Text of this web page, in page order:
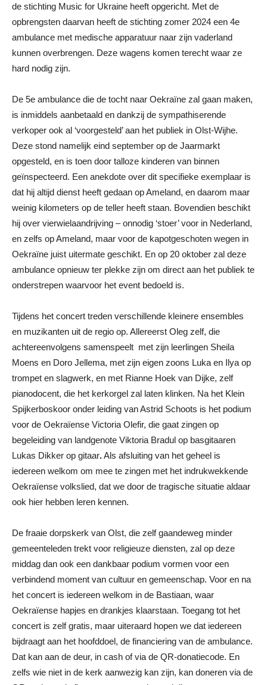
de stichting Music for Ukraine heeft opgericht. Met de
opbrengsten daarvan heeft de stichting zomer 2024 een 4e
ambulance met medische apparatuur naar zijn vaderland
kunnen overbrengen. Deze wagens komen terecht waar ze
hard nodig zijn.
De 5e ambulance die de tocht naar Oekraïne zal gaan maken,
is inmiddels aanbetaald en dankzij de sympathiserende
verkoper ook al ‘voorgesteld’ aan het publiek in Olst-Wijhe.
Deze stond namelijk eind september op de Jaarmarkt
opgesteld, en is toen door talloze kinderen van binnen
geïnspecteerd. Een anekdote over dit specifieke exemplaar is
dat hij altijd dienst heeft gedaan op Ameland, en daarom maar
weinig kilometers op de teller heeft staan. Bovendien beschikt
hij over vierwielaandrijving – onnodig ‘stoer’ voor in Nederland,
en zelfs op Ameland, maar voor de kapotgeschoten wegen in
Oekraïne juist uitermate geschikt. En op 20 oktober zal deze
ambulance opnieuw ter plekke zijn om direct aan het publiek te
onderstrepen waarvoor het event bedoeld is.
Tijdens het concert treden verschillende kleinere ensembles
en muzikanten uit de regio op. Allereerst Oleg zelf, die
achtereenvolgens samenspeelt met zijn leerlingen Sheila
Moens en Doro Jellema, met zijn eigen zoons Luka en Ilya op
trompet en slagwerk, en met Rianne Hoek van Dijke, zelf
pianodocent, die het kerkorgel zal laten klinken. Na het Klein
Spijkerboskoor onder leiding van Astrid Schoots is het podium
voor de Oekraïense Victoria Olefir, die gaat zingen op
begeleiding van landgenote Viktoria Bradul op basgitaaren
Lukas Dikker op gitaar.Als afsluiting van het geheel is
iedereen welkom om mee te zingen met het indrukwekkende
Oekraïense volkslied, dat we door de tragische situatie aldaar
ook hier hebben leren kennen.
De fraaie dorpskerk van Olst, die zelf gaandeweg minder
gemeenteleden trekt voor religieuze diensten, zal op deze
middag dan ook een dankbaar podium vormen voor een
verbindend moment van cultuur en gemeenschap. Voor en na
het concert is iedereen welkom in de Bastiaan, waar
Oekraïense hapjes en drankjes klaarstaan. Toegang tot het
concert is zelf gratis, maar uiteraard hopen we dat iedereen
bijdraagt aan het hoofddoel, de financiering van de ambulance.
Dat kan aan de deur, in cash of via de QR-donatiecode. En
zelfs wie niet in de kerk aanwezig kan zijn, kan doneren via de